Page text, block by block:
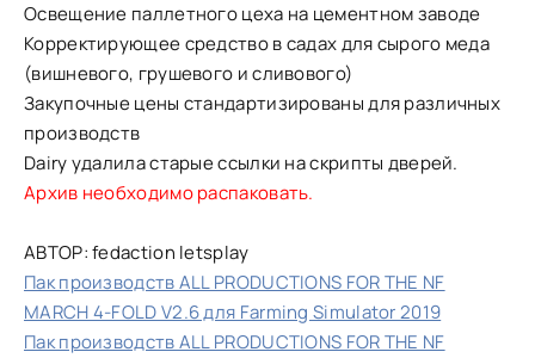
Освещение паллетного цеха на цементном заводе
Корректирующее средство в садах для сырого меда
(вишневого, грушевого и сливового)
Закупочные цены стандартизированы для различных
производств
Dairy удалила старые ссылки на скрипты дверей.
Архив необходимо распаковать.
АВТОР: fedaction letsplay
Пак производств ALL PRODUCTIONS FOR THE NF
MARCH 4-FOLD V2.6 для Farming Simulator 2019
Пак производств ALL PRODUCTIONS FOR THE NF